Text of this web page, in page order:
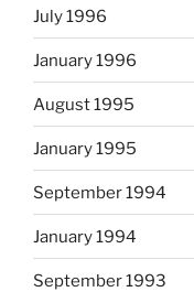
July 1996
January 1996
August 1995
January 1995
September 1994
January 1994
September 1993